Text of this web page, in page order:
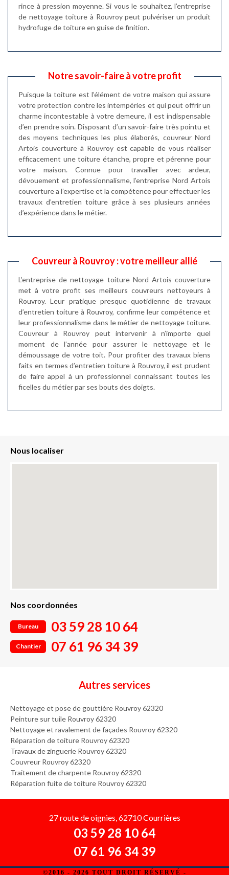
rince à pression moyenne. Si vous le souhaitez, l’entreprise
de nettoyage toiture à Rouvroy peut pulvériser un produit
hydrofuge de toiture en guise de finition.
Notre savoir-faire à votre profit
Puisque la toiture est l’élément de votre maison qui assure
votre protection contre les intempéries et qui peut offrir un
charme incontestable à votre demeure, il est indispensable
d’en prendre soin. Disposant d’un savoir-faire très pointu et
des moyens techniques les plus élaborés, couvreur Nord
Artois couverture à Rouvroy est capable de vous réaliser
efficacement une toiture étanche, propre et pérenne pour
votre maison. Connue pour travailler avec ardeur,
dévouement et professionnalisme, l’entreprise Nord Artois
couverture a l’expertise et la compétence pour effectuer les
travaux d’entretien toiture grâce à ses plusieurs années
d’expérience dans le métier.
Couvreur à Rouvroy : votre meilleur allié
L’entreprise de nettoyage toiture Nord Artois couverture
met à votre profit ses meilleurs couvreurs nettoyeurs à
Rouvroy. Leur pratique presque quotidienne de travaux
d’entretien toiture à Rouvroy, confirme leur compétence et
leur professionnalisme dans le métier de nettoyage toiture.
Couvreur à Rouvroy peut intervenir à n’importe quel
moment de l’année pour assurer le nettoyage et le
démoussage de votre toit. Pour profiter des travaux biens
faits en termes d’entretien toiture à Rouvroy, il est prudent
de faire appel à un professionnel connaissant toutes les
ficelles du métier par ses bouts des doigts.
Nous localiser
Nos coordonnées
Bureau 03 59 28 10 64
Chantier 07 61 96 34 39
Autres services
Nettoyage et pose de gouttière Rouvroy 62320
Peinture sur tuile Rouvroy 62320
Nettoyage et ravalement de façades Rouvroy 62320
Réparation de toiture Rouvroy 62320
Travaux de zinguerie Rouvroy 62320
Couvreur Rouvroy 62320
Traitement de charpente Rouvroy 62320
Réparation fuite de toiture Rouvroy 62320
27 route de oignies, 62710 Courrières
03 59 28 10 64
07 61 96 34 39
©2016 - 2026 TOUT DROIT RÉSERVÉ -